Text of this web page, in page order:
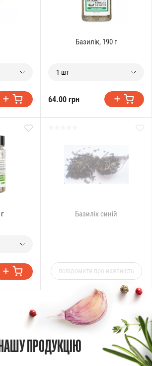
Базилік, 190 г
1 шт
64.00 грн
Базилік синій
повідомити про наявність
ПРОДУКЦІЮ